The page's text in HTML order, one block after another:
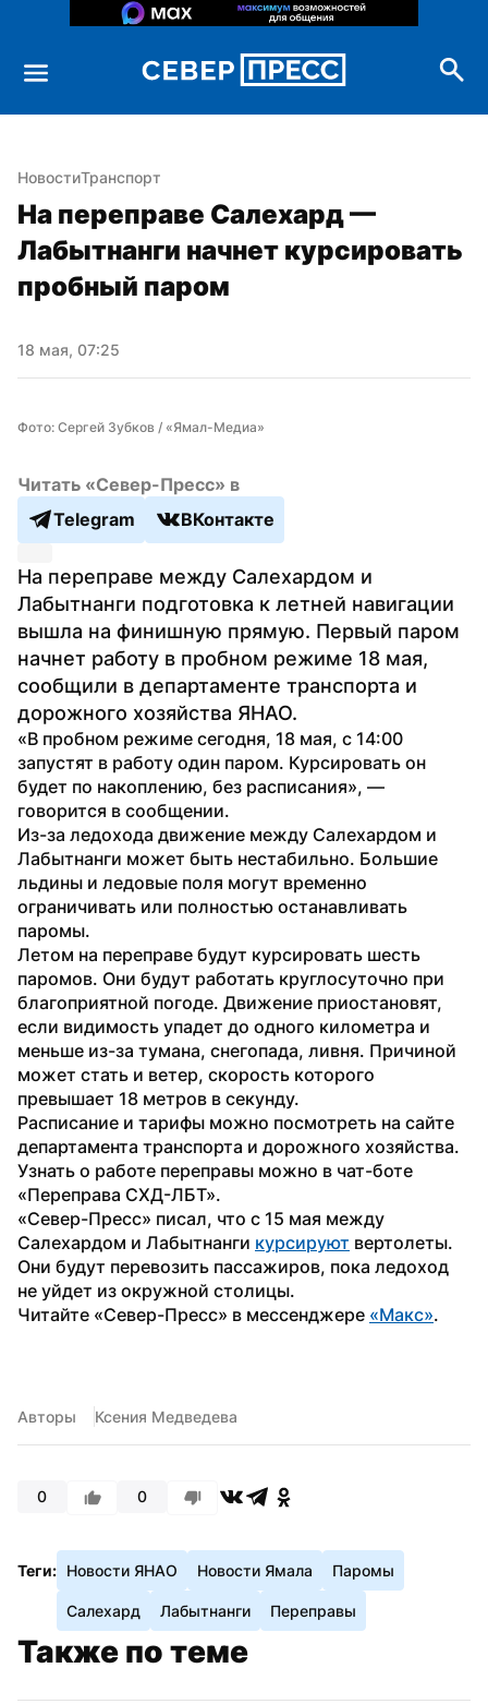
НовостиТранспорт
На переправе Салехард —
Лабытнанги начнет курсировать
пробный паром
18 мая, 07:25
Фото: Сергей Зубков / «Ямал-Медиа»
Читать «Север-Пресс» в
Telegram
ВКонтакте
На переправе между Салехардом и
Лабытнанги подготовка к летней навигации
вышла на финишную прямую. Первый паром
начнет работу в пробном режиме 18 мая,
сообщили в департаменте транспорта и
дорожного хозяйства ЯНАО.
«В пробном режиме сегодня, 18 мая, с 14:00
запустят в работу один паром. Курсировать он
будет по накоплению, без расписания», —
говорится в сообщении.
Из-за ледохода движение между Салехардом и
Лабытнанги может быть нестабильно. Большие
льдины и ледовые поля могут временно
ограничивать или полностью останавливать
паромы.
Летом на переправе будут курсировать шесть
паромов. Они будут работать круглосуточно при
благоприятной погоде. Движение приостановят,
если видимость упадет до одного километра и
меньше из-за тумана, снегопада, ливня. Причиной
может стать и ветер, скорость которого
превышает 18 метров в секунду.
Расписание и тарифы можно посмотреть на сайте
департамента транспорта и дорожного хозяйства.
Узнать о работе переправы можно в чат-боте
«Переправа СХД-ЛБТ».
«Север-Пресс» писал, что с 15 мая между
Салехардом и Лабытнанги курсируют вертолеты.
Они будут перевозить пассажиров, пока ледоход
не уйдет из окружной столицы.
Читайте «Север-Пресс» в мессенджере «Макс».
Авторы Ксения Медведева
0 0
Теги: Новости ЯНАО Новости Ямала Паромы
Салехард Лабытнанги Переправы
Также по теме